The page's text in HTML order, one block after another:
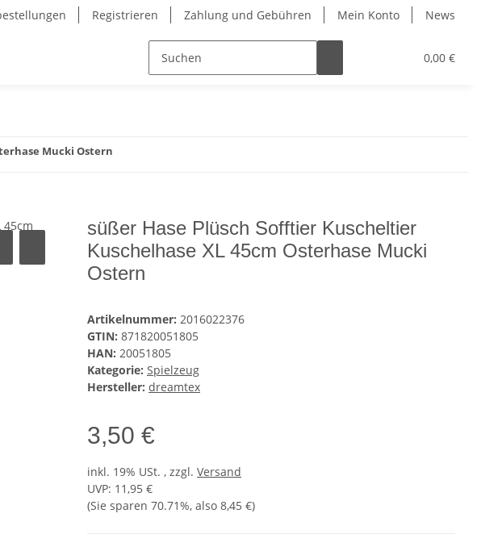
Registrieren Zahlung und Gebühren Mein Konto News
0,00 €
Mucki Ostern
süßer Hase Plüsch Sofftier Kuscheltier
Kuschelhase XL 45cm Osterhase Mucki
Ostern
Artikelnummer: 2016022376
GTIN: 871820051805
HAN: 20051805
Kategorie: Spielzeug
Hersteller: dreamtex
3,50 €
inkl. 19% USt. , zzgl. Versand
UVP: 11,95 €
(Sie sparen 70.71%, also 8,45 €)